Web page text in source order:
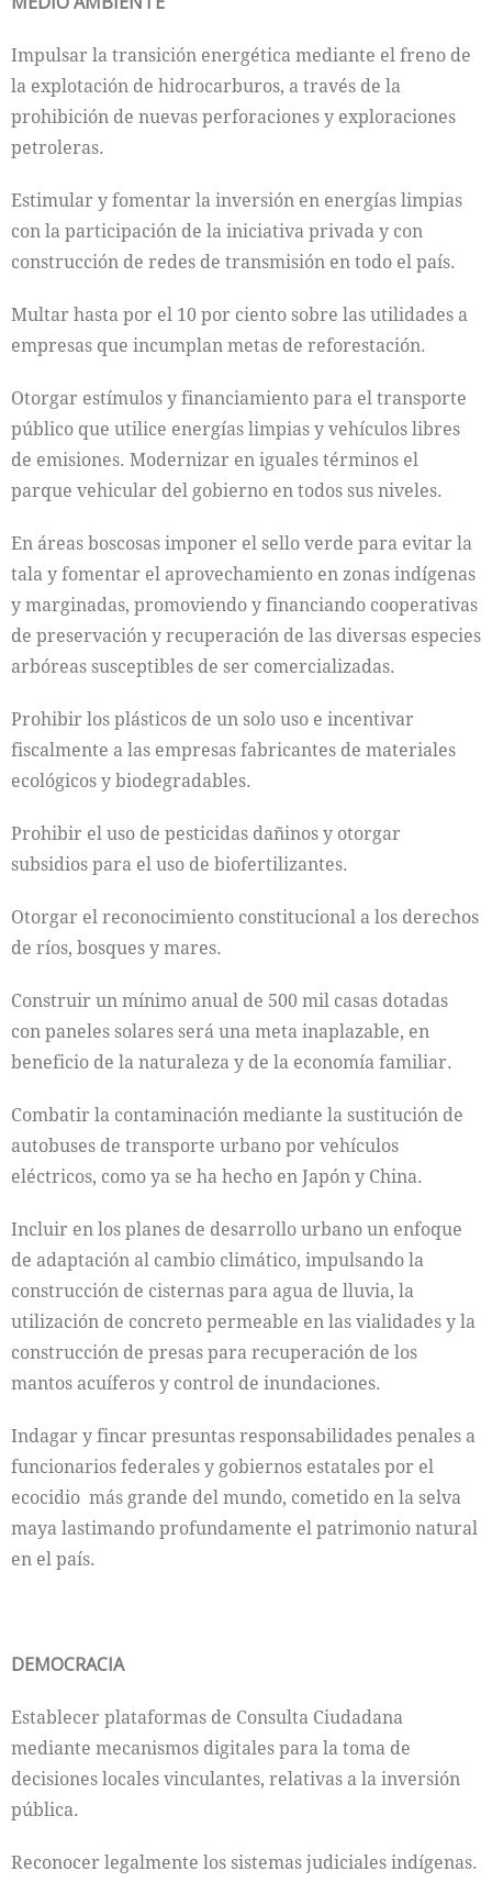
Impulsar la transición energética mediante el freno de
la explotación de hidrocarburos, a través de la
prohibición de nuevas perforaciones y exploraciones
petroleras.
Estimular y fomentar la inversión en energías limpias
con la participación de la iniciativa privada y con
construcción de redes de transmisión en todo el país.
Multar hasta por el 10 por ciento sobre las utilidades a
empresas que incumplan metas de reforestación.
Otorgar estímulos y financiamiento para el transporte
público que utilice energías limpias y vehículos libres
de emisiones. Modernizar en iguales términos el
parque vehicular del gobierno en todos sus niveles.
En áreas boscosas imponer el sello verde para evitar la
tala y fomentar el aprovechamiento en zonas indígenas
y marginadas, promoviendo y financiando cooperativas
de preservación y recuperación de las diversas especies
arbóreas susceptibles de ser comercializadas.
Prohibir los plásticos de un solo uso e incentivar
fiscalmente a las empresas fabricantes de materiales
ecológicos y biodegradables.
Prohibir el uso de pesticidas dañinos y otorgar
subsidios para el uso de biofertilizantes.
Otorgar el reconocimiento constitucional a los derechos
de ríos, bosques y mares.
Construir un mínimo anual de 500 mil casas dotadas
con paneles solares será una meta inaplazable, en
beneficio de la naturaleza y de la economía familiar.
Combatir la contaminación mediante la sustitución de
autobuses de transporte urbano por vehículos
eléctricos, como ya se ha hecho en Japón y China.
Incluir en los planes de desarrollo urbano un enfoque
de adaptación al cambio climático, impulsando la
construcción de cisternas para agua de lluvia, la
utilización de concreto permeable en las vialidades y la
construcción de presas para recuperación de los
mantos acuíferos y control de inundaciones.
Indagar y fincar presuntas responsabilidades penales a
funcionarios federales y gobiernos estatales por el
ecocidio más grande del mundo, cometido en la selva
maya lastimando profundamente el patrimonio natural
en el país.
DEMOCRACIA
Establecer plataformas de Consulta Ciudadana
mediante mecanismos digitales para la toma de
decisiones locales vinculantes, relativas a la inversión
pública.
Reconocer legalmente los sistemas judiciales indígenas.